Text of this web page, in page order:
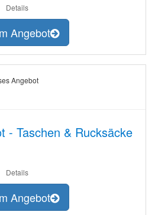
Details
Angebot
Angebot
- Taschen & Rucksäcke
Details
Angebot